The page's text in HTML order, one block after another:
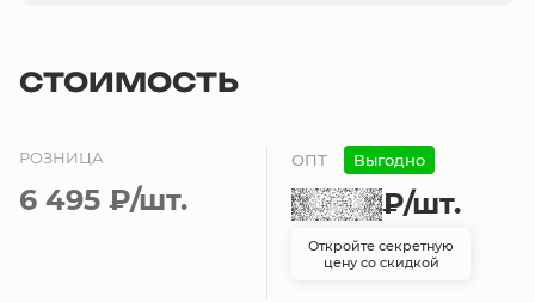
СТОИМОСТЬ
РОЗНИЦА
6 495 ₽/шт.
ОПТ Выгодно
₽/шт.
Откройте секретную
цену со скидкой